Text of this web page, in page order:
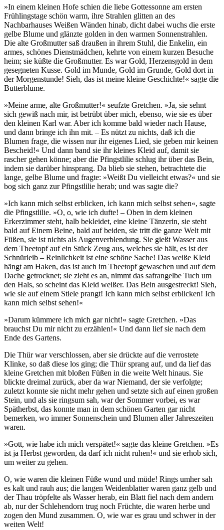
»In einem kleinen Hofe schien die liebe Gottessonne am ersten
Frühlingstage schön warm, ihre Strahlen glitten an des
Nachbarhauses Weißen Wänden hinab, dicht dabei wuchs die erste
gelbe Blume und glänzte golden in den warmen Sonnenstrahlen.
Die alte Großmutter saß draußen in ihrem Stuhl, die Enkelin, ein
armes, schönes Dienstmädchen, kehrte von einem kurzen Besuche
heim; sie küßte die Großmutter. Es war Gold, Herzensgold in dem
gesegneten Kusse. Gold im Munde, Gold im Grunde, Gold dort in
der Morgenstunde! Sieh, das ist meine kleine Geschichte!« sagte die
Butterblume.
»Meine arme, alte Großmutter!« seufzte Gretchen. »Ja, sie sehnt
sich gewiß nach mir, ist betrübt über mich, ebenso, wie sie es über
den kleinen Karl war. Aber ich komme bald wieder nach Hause,
und dann bringe ich ihn mit. – Es nützt zu nichts, daß ich die
Blumen frage, die wissen nur ihr eigenes Lied, sie geben mir keinen
Bescheid!« Und dann band sie ihr kleines Kleid auf, damit sie
rascher gehen könne; aber die Pfingstlilie schlug ihr über das Bein,
indem sie darüber hinsprang. Da blieb sie stehen, betrachtete die
lange, gelbe Blume und fragte: »Weißt Du vielleicht etwas?« und sie
bog sich ganz zur Pfingstlilie herab; und was sagte die?
»Ich kann mich selbst erblicken, ich kann mich selbst sehen«, sagte
die Pfingstlilie. »O, o, wie ich dufte! – Oben in dem kleinen
Erkerzimmer steht, halb bekleidet, eine kleine Tänzerin, sie steht
bald auf Einem Beine, bald auf beiden, sie tritt die ganze Welt mit
Füßen, sie ist nichts als Augenverblendung. Sie gießt Wasser aus
dem Theetopf auf ein Stück Zeug aus, welches sie hält, es ist der
Schnürleib – Reinlichkeit ist eine schöne Sache! Das weiße Kleid
hängt am Haken, das ist auch im Theetopf gewaschen und auf dem
Dache getrocknet; sie zieht es an, nimmt das safrangelbe Tuch um
den Hals, so scheint das Kleid weißer. Das Bein ausgestreckt! Sieh,
wie sie auf einem Stiele prangt! Ich kann mich selbst erblicken! Ich
kann mich selbst sehen!«
»Darum kümmere ich mich gar nicht!« sagte Gretchen. »Das
brauchst Du mir nicht zu erzählen!« Und dann lief sie nach dem
Ende des Gartens.
Die Thür war verschlossen, aber sie drückte auf die verrostete
Klinke, so daß diese los ging; die Thür sprang auf, und da lief das
kleine Gretchen mit bloßen Füßen in die weite Welt hinaus. Sie
blickte dreimal zurück, aber da war Niemand, der sie verfolgte;
zuletzt konnte sie nicht mehr gehen und setzte sich auf einen großen
Stein, und als sie ringsum sah, war der Sommer vorbei, es war
Spätherbst, das konnte man in dem schönen Garten gar nicht
bemerken, wo immer Sonnenschein und Blumen aller Jahreszeiten
waren.
»Gott, wie habe ich mich verspätet!« sagte das kleine Gretchen. »Es
ist ja Herbst geworden, da darf ich nicht ruhen!« und sie erhob sich,
um weiter zu gehen.
O, wie waren die kleinen Füße wund und müde! Rings umher sah
es kalt und rauh aus; die langen Weidenblatter waren ganz gelb und
der Thau tröpfelte als Wasser herab, ein Blatt fiel nach dem andern
ab, nur der Schlehendorn trug noch Früchte, die waren herbe und
zogen den Mund zusammen. O, wie war es grau und schwer in der
weiten Welt!